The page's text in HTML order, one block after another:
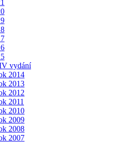
vydání
2014
2013
2012
2011
2010
2009
2008
2007